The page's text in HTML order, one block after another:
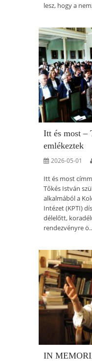
lesz, hogy a
Itt és most –
emlékeztek
2026-05-01
Itt és most
Tőkés István
alkalmából a
Intézet (KPTI)
délelőtt,
rendezvényre
IN